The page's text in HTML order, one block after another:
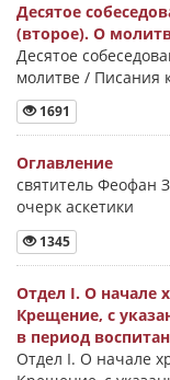
Десятое
(второе). О
Десятое
молитве / Писания
1691
Оглавление
святитель Феофан
очерк аскетики
1345
Отдел I. О начале
Крещение, с
в период
Отдел I. О начале